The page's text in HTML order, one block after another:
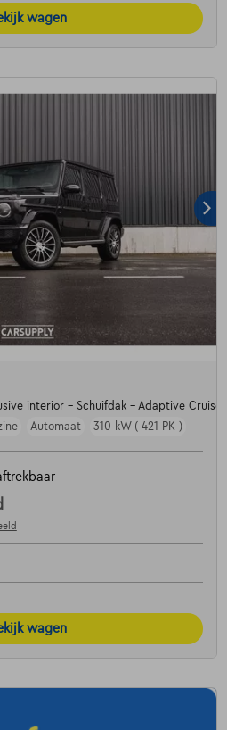
wagen
interior - Schuifdak - Adaptive
Automaat 310 kW ( 421 PK )
wagen